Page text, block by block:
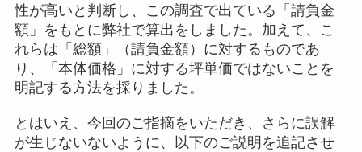
性が高いと判断し、この調査で出ている「請負金
額」をもとに弊社で算出をしました。加えて、こ
れらは「総額」（請負金額）に対するものであ
り、「本体価格」に対する坪単価ではないことを
明記する方法を採りました。
とはいえ、今回のご指摘をいただき、さらに誤解
が生じないないように、以下のご説明を追記させ